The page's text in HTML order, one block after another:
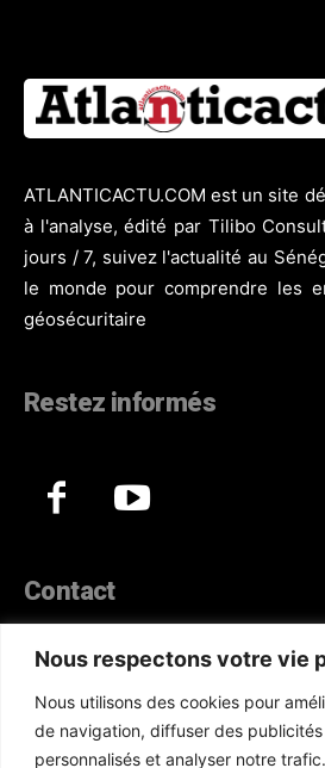
Nous respectons votre vie
Nous utilisons des cookies pour
de navigation, diffuser des
personnalisés et analyser notre
ATLANTICACTU.COM est un site
à l'analyse, édité par Tilibo
jours / 7, suivez l'actualité au
le monde pour comprendre les
géosécuritaire
Restez informés
Contact
Téléphone :(+221) 70 330 86 87‬
WhatsApp : (+33) 6 52 17 85 46
E-mail : redaction@atlanticactu.com